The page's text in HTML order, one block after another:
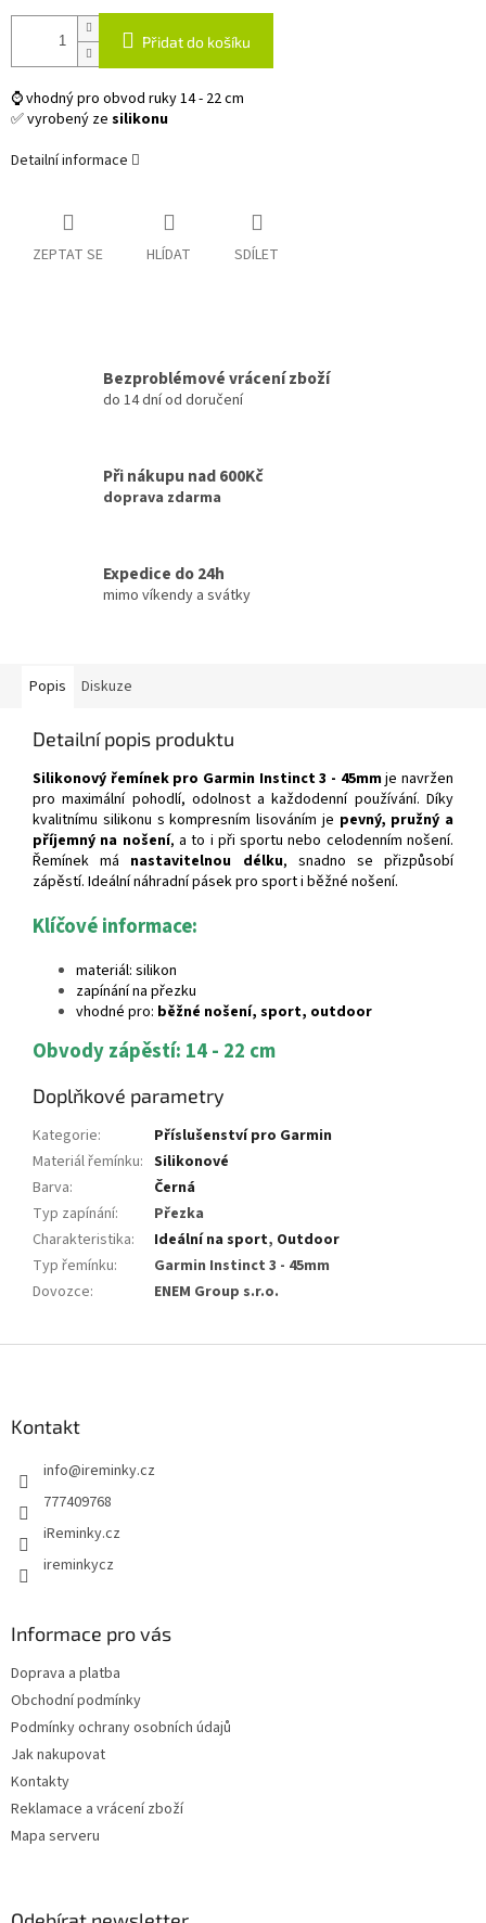
Přidat do košíku
⌚ vhodný pro obvod ruky 14 - 22 cm
✅ vyrobený ze silikonu
Detailní informace
ZEPTAT SE HLÍDAT SDÍLET
Bezproblémové vrácení zboží
do 14 dní od doručení
Při nákupu nad 600Kč
doprava zdarma
Expedice do 24h
mimo víkendy a svátky
Popis Diskuze
Detailní popis produktu
Silikonový řemínek pro Garmin Instinct 3 - 45mmje navržen
pro maximální pohodlí, odolnost a každodenní používání. Díky
kvalitnímu silikonu s kompresním lisováním je pevný, pružný a
příjemný na nošení, a to i při sportu nebo celodenním nošení.
Řemínek má nastavitelnou délku, snadno se přizpůsobí
zápěstí. Ideální náhradní pásek pro sport i běžné nošení.
Klíčové informace:
materiál: silikon
zapínání na přezku
vhodné pro: běžné nošení, sport, outdoor
Obvody zápěstí: 14 - 22 cm
Doplňkové parametry
Kategorie:
Příslušenství pro Garmin
Materiál řemínku: Silikonové
Barva:
Černá
Typ zapínání:
Přezka
Charakteristika: Ideální na sport, Outdoor
Typ řemínku:
Garmin Instinct 3 - 45mm
Dovozce: ENEM Group s.r.o.
Kontakt
info@ireminky.cz
777409768
iReminky.cz
ireminkycz
Informace pro vás
Doprava a platba
Obchodní podmínky
Podmínky ochrany osobních údajů
Jak nakupovat
Kontakty
Reklamace a vrácení zboží
Mapa serveru